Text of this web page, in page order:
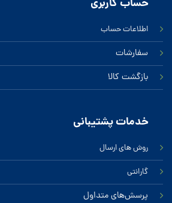
حساب کاربری
اطلاعات حساب
سفارشات
بازگشت کالا
خدمات پشتیبانی
روش های ارسال
گارانتی
پرسش‌های متداول